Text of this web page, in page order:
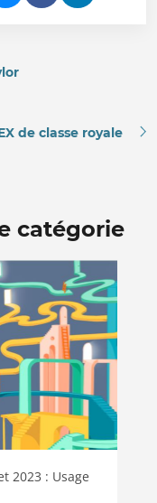
de classe royale
catégorie
2023 : Usage